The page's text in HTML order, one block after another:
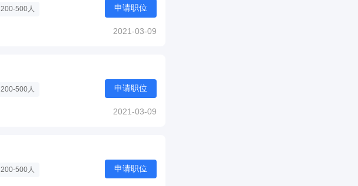
200-500人 申请职位
2021-03-09
200-500人 申请职位
2021-03-09
200-500人 申请职位